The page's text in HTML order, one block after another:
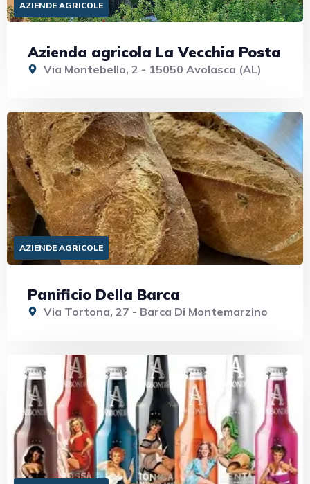
AZIENDE AGRICOLE
Azienda agricola La Vecchia Posta
Via Montebello, 2 - 15050 Avolasca (AL)
AZIENDE AGRICOLE
Panificio Della Barca
Via Tortona, 27 - Barca Di Montemarzino